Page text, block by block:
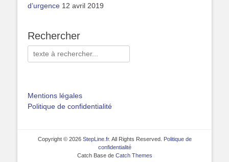
d’urgence 12 avril 2019
Rechercher
Rechercher :
Mentions légales
Politique de confidentialité
Copyright © 2026 StepLine.fr. All Rights Reserved. Politique de
confidentialité
Catch Base de Catch Themes